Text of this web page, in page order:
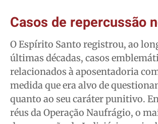
Casos de repercussão
O Espírito Santo registrou, ao
últimas décadas, casos
relacionados à aposentadoria
medida que era alvo de
quanto ao seu caráter punitivo.
réus da Operação Naufrágio, o